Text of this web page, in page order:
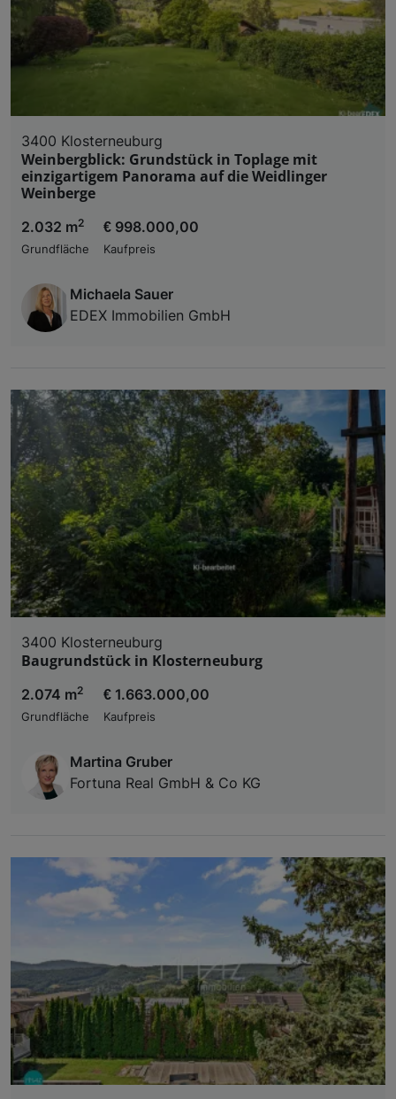
3400 Klosterneuburg
Weinbergblick: Grundstück in Toplage mit
einzigartigem Panorama auf die Weidlinger
Weinberge
2.032 m2
Grundfläche
€ 998.000,00
Kaufpreis
Michaela Sauer
EDEX Immobilien GmbH
3400 Klosterneuburg
Baugrundstück in Klosterneuburg
2.074 m2
Grundfläche
€ 1.663.000,00
Kaufpreis
Martina Gruber
Fortuna Real GmbH & Co KG